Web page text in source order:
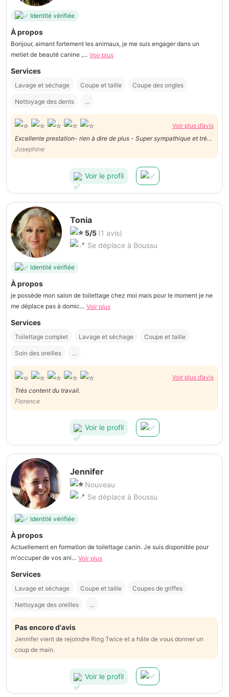
Identité vérifiée
À propos
Bonjour, aimant fortement les animaux, je me suis engager dans un
metiet de beauté canine ,... Voir plus
Services
Lavage et séchage Coupe et taille Coupe des ongles
Nettoyage des dents ...
Voir plus d’avis
Excellente prestation- rien à dire de plus - Super sympathique et très
douce avec les animaux
Josephine
Voir le profil
Tonia
5/5 (1 avis)
Se déplace à Boussu
Identité vérifiée
À propos
je possède mon salon de toilettage chez moi mais pour le moment je ne
me déplace pas à domic... Voir plus
Services
Toilettage complet Lavage et séchage Coupe et taille
Soin des oreilles ...
Voir plus d’avis
Très content du travail.
Florence
Voir le profil
Jennifer
Nouveau
Se déplace à Boussu
Identité vérifiée
À propos
Actuellement en formation de toilettage canin. Je suis disponible pour
m'occuper de vos ani... Voir plus
Services
Lavage et séchage Coupe et taille Coupes de griffes
Nettoyage des oreilles ...
Pas encore d'avis
Jennifer vient de rejoindre Ring Twice et a hâte de vous donner un
coup de main.
Voir le profil